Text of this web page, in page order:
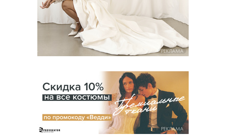
РЕКЛАМА
РЕКЛАМА